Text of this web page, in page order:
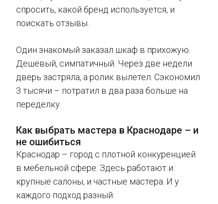
спросить, какой бренд используется, и
поискать отзывы.
Один знакомый заказал шкаф в прихожую.
Дешёвый, симпатичный. Через две недели
дверь застряла, а ролик вылетел. Сэкономил
3 тысячи – потратил в два раза больше на
переделку.
Как выбрать мастера в Краснодаре – и
не ошибиться
Краснодар – город с плотной конкуренцией
в мебельной сфере. Здесь работают и
крупные салоны, и частные мастера. И у
каждого подход разный.